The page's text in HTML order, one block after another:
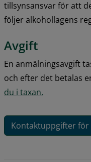
tillsynsansvar för att
följer alkohollagens
Avgift
En anmälningsavgift
och efter det betalas
du i taxan.
Kontaktuppgifter för